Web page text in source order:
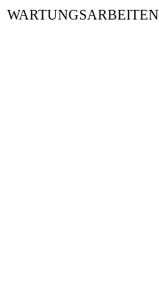
WARTUNGSARBEITEN